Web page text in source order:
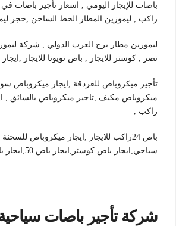
راكب , ليموزين المطار الخط الساخن ,حجز
ليموزين مطار برج العرب الدولي , شركة
نصر , كوستر للايجار , باص تويوتا للايجار
تأجير ميكروباص للغردقة ,ايجار ميكروباص
راكب ,
باص 24راكب للايجار ,ايجار ميكروباص
سياحي,ايجار باص كوستر,ايجار باص 50,ايجار باصات كوستر.
شركة تأجير باصات